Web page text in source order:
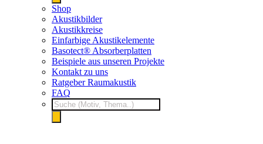
Shop
Akustikbilder
Akustikkreise
Einfarbige Akustikelemente
Basotect® Absorberplatten
Beispiele aus unseren Projekte
Kontakt zu uns
Ratgeber Raumakustik
FAQ
Products
search